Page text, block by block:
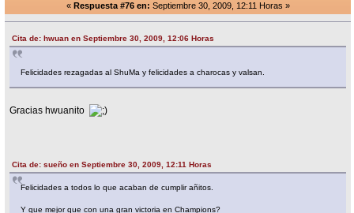
« Respuesta #76 en: Septiembre 30, 2009, 12:11 Horas »
Cita de: hwuan en Septiembre 30, 2009, 12:06 Horas
Felicidades rezagadas al ShuMa y felicidades a charocas y valsan.
Gracias hwuanito
Cita de: sueño en Septiembre 30, 2009, 12:11 Horas
Felicidades a todos lo que acaban de cumplir añitos.
Y que mejor que con una gran victoria en Champions?